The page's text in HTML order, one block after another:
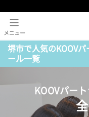
堺市で人気のKOOV
ール一覧
KOOVパー